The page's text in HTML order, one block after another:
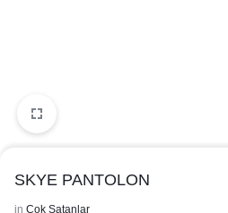
SKYE PANTOLON
in Çok Satanlar